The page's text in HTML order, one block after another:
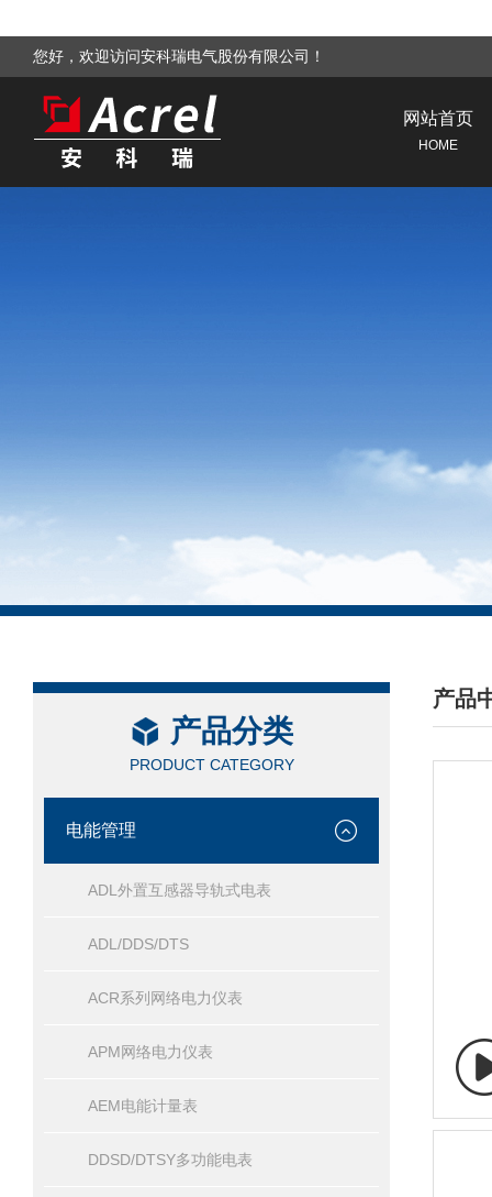
您好，欢迎访问安科瑞电气股份有限公司！
网站首页
HOME
产品分类
PRODUCT CATEGORY
电能管理
ADL外置互感器导轨式电表
ADL/DDS/DTS
ACR系列网络电力仪表
APM网络电力仪表
AEM电能计量表
DDSD/DTSY多功能电表
产品
/